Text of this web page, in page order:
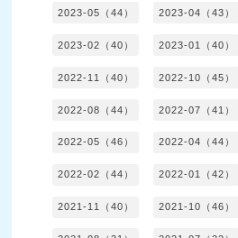
2023-05（44） 2023-04（43）
2023-02（40） 2023-01（40）
2022-11（40） 2022-10（45）
2022-08（44） 2022-07（41）
2022-05（46） 2022-04（44）
2022-02（44） 2022-01（42）
2021-11（40） 2021-10（46）